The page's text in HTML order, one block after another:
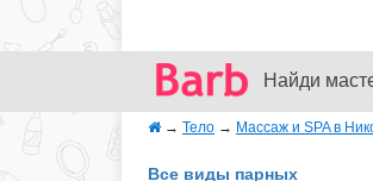
Найди
→ Тело → Массаж и SPA в
Все виды парных